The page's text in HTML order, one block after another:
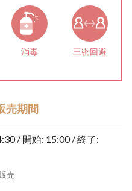
消毒 三密回避
売期間
/ 開始: 15:00 / 終了:
売